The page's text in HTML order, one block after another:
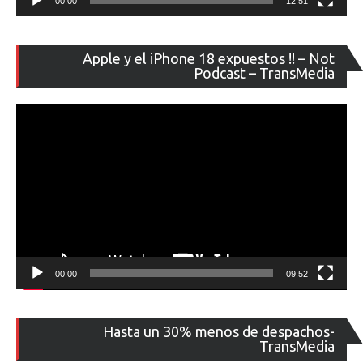
Apple y el iPhone 18 expuestos !! – Not
Podcast – TransMedia
de
00:00 09:52
Hasta un 30% menos de despachos-
TransMedia
de